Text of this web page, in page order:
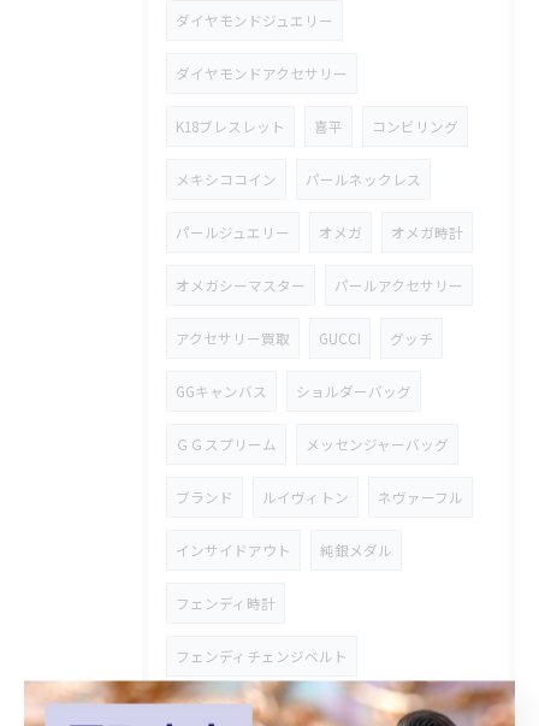
ダイヤモンドジュエリー
ダイヤモンドアクセサリー
K18ブレスレット 喜平 コンビリング
メキシココイン パールネックレス
パールジュエリー オメガ オメガ時計
オメガシーマスター パールアクセサリー
アクセサリー買取 GUCCI グッチ
GGキャンバス ショルダーバッグ
ＧＧスプリーム メッセンジャーバッグ
ブランド ルイヴィトン ネヴァーフル
インサイドアウト 純銀メダル
フェンディ時計
フェンディチェンジベルト
シルバーアクセサリー 御在位金貨